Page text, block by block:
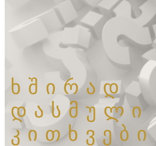
ხშირად
დასმული
კითხვები